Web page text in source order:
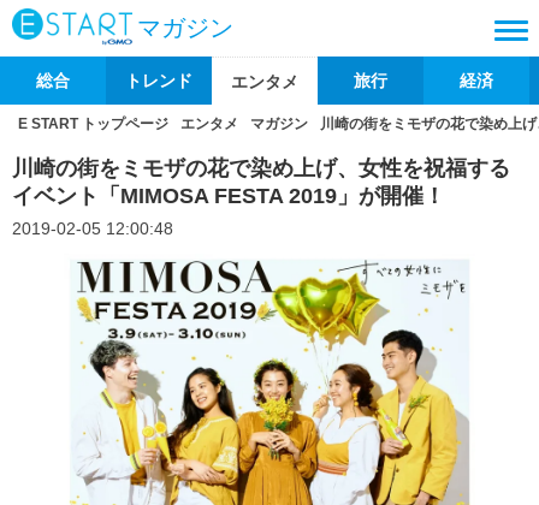
マガジン
総合 トレンド エンタメ 旅行 経済
E START トップページ エンタメ マガジン 川崎の街をミモザの花で染め上
川崎の街をミモザの花で染め上げ、女性を祝福する
イベント「MIMOSA FESTA 2019」が開催！
2019-02-05 12:00:48